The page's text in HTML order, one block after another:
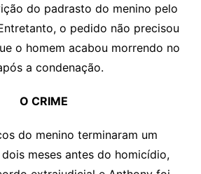
do padrasto do menino pelo
o pedido não precisou
o homem acabou morrendo no
a condenação.
O CRIME
do menino terminaram um
meses antes do homicídio,